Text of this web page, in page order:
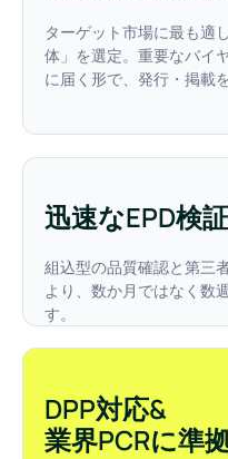
ターゲット市場に最も適
体」を選定。重要なバイ
に届く形で、発行・掲載
迅速なEPD検証
組込型の品質確認と第三
より、数か月ではなく数
す。
DPP対応&
業界PCRに準